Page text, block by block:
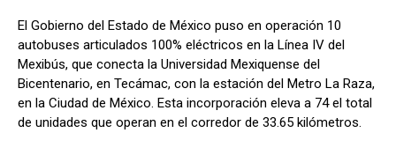
El Gobierno del Estado de México puso en operación 10
autobuses articulados 100% eléctricos en la Línea IV del
Mexibús, que conecta la Universidad Mexiquense del
Bicentenario, en Tecámac, con la estación del Metro La Raza,
en la Ciudad de México. Esta incorporación eleva a 74 el total
de unidades que operan en el corredor de 33.65 kilómetros.